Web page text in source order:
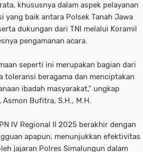
khususnya dalam aspek pelayanan
yang baik antara Polsek Tanah Jawa
dukungan dari TNI melalui Koramil
pengamanan acara.
seperti ini merupakan bagian dari
toleransi beragama dan menciptakan
ibadah masyarakat," ungkap
Asmon Bufitra, S.H., M.H.
IV Regional II 2025 berakhir dengan
apapun, menunjukkan efektivitas
jajaran Polres Simalungun dalam